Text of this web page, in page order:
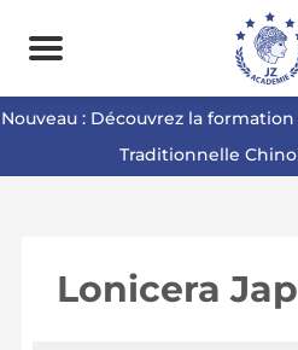
Nouveau : Découvrez la
Traditionnelle
Lonicera